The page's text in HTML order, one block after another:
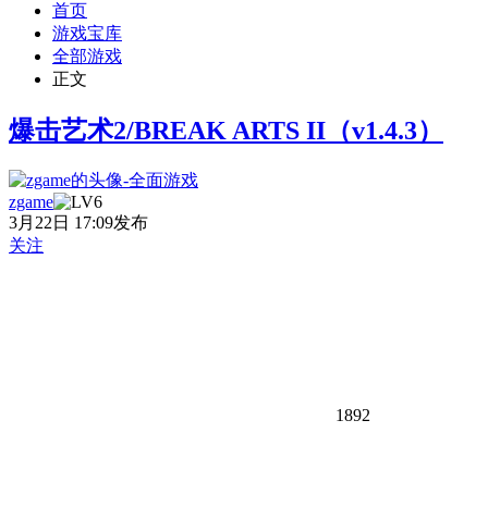
首页
游戏宝库
全部游戏
正文
爆击艺术2/BREAK ARTS II（v1.4.3）
zgame
3月22日 17:09发布
关注
1892